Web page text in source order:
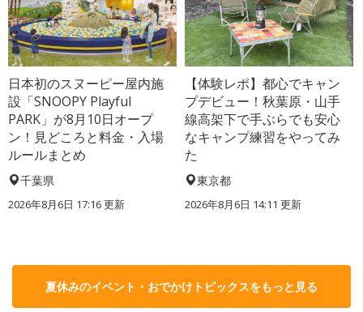
日本初のスヌーピー屋内施
設「SNOOPY Playful
PARK」が8月10日オープ
ン！見どころと料金・入場
ルールまとめ
千葉県
2026年8月6日 17:16更新
【体験レポ】都心でキャン
プデビュー！秋葉原・山手
線高架下で手ぶらでも安心
なキャンプ練習をやってみ
た
東京都
2026年8月6日 14:11 更新
夏休みのイベント・おでかけトピックスをもっと見る